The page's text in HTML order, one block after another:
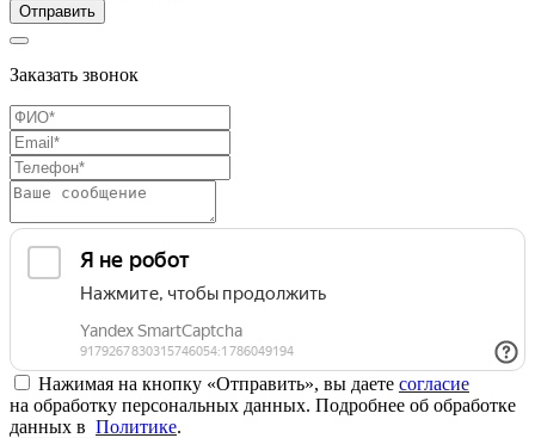
Отправить
Заказать звонок
Нажимая на кнопку «Отправить», вы даете согласие
на обработку персональных данных. Подробнее об обработке
данных в Политике.